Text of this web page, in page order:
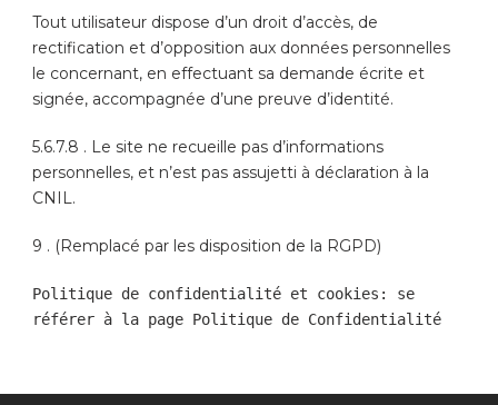
Tout utilisateur dispose d’un droit d’accès, de
rectification et d’opposition aux données personnelles
le concernant, en effectuant sa demande écrite et
signée, accompagnée d’une preuve d’identité.
5.6.7.8 . Le site ne recueille pas d’informations
personnelles, et n’est pas assujetti à déclaration à la
CNIL.
9 . (Remplacé par les disposition de la RGPD)
Politique de confidentialité et cookies: se
référer à la page Politique de Confidentialité